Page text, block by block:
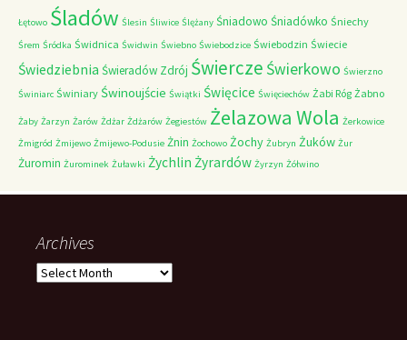
Łętowo Śladów Ślesin Śliwice Ślężany Śniadowo Śniadówko Śniechy
Śrem Śródka Świdnica Świdwin Świebno Świebodzice Świebodzin Świecie
Świedziebnia Świeradów Zdrój Świercze Świerkowo Świerzno
Świniarc Świniary Świnoujście Świątki Święcice Święciechów Żabi Róg Żabno
Żaby Żarzyn Żarów Żdżar Żdżarów Żegiestów Żelazowa Wola Żerkowice
Żmigród Żmijewo Żmijewo-Podusie Żnin Żochowo Żochy Żubryn Żuków Żur
Żuromin Żurominek Żuławki Żychlin Żyrardów Żyrzyn Żółwino
Archives
Archives